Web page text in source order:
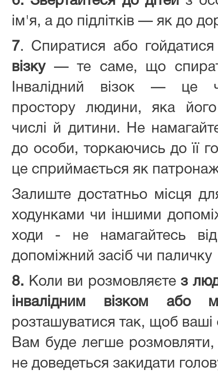
ім'я, а до підлітків — як до
7. Спиратися або
візку— те саме, що
Інвалідний візок — це
простору людини, яка
числі й дитини. Не
до особи, торкаючись до її
це сприймається як
Залиште достатньо місця
ходунками чи іншими
ходи - не намагайтесь
допоміжний засіб чи паличку
8. Коли ви розмовляєте з
інвалідним візком або
розташуватися так, щоб ваші
Вам буде легше розмовляти,
не доведеться закидати